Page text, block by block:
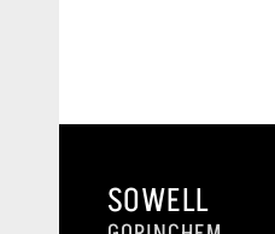
SOWELL